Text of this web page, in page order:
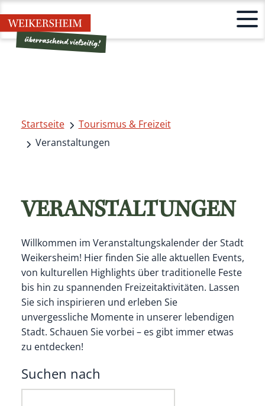
Startseite
Tourismus & Freizeit
Veranstaltungen
VERANSTALTUNGEN
Willkommen im Veranstaltungskalender der Stadt
Weikersheim! Hier finden Sie alle aktuellen Events,
von kulturellen Highlights über traditionelle Feste
bis hin zu spannenden Freizeitaktivitäten. Lassen
Sie sich inspirieren und erleben Sie
unvergessliche Momente in unserer lebendigen
Stadt. Schauen Sie vorbei – es gibt immer etwas
zu entdecken!
Suchen nach